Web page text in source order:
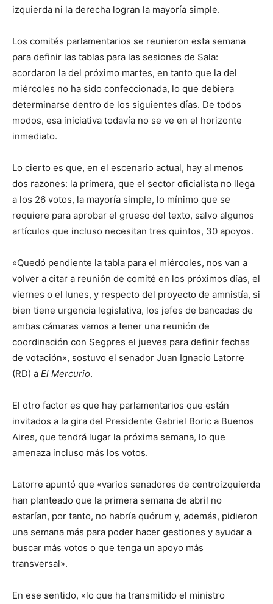
izquierda ni la derecha logran la mayoría simple.
Los comités parlamentarios se reunieron esta semana
para definir las tablas para las sesiones de Sala:
acordaron la del próximo martes, en tanto que la del
miércoles no ha sido confeccionada, lo que debiera
determinarse dentro de los siguientes días. De todos
modos, esa iniciativa todavía no se ve en el horizonte
inmediato.
Lo cierto es que, en el escenario actual, hay al menos
dos razones: la primera, que el sector oficialista no llega
a los 26 votos, la mayoría simple, lo mínimo que se
requiere para aprobar el grueso del texto, salvo algunos
artículos que incluso necesitan tres quintos, 30 apoyos.
«Quedó pendiente la tabla para el miércoles, nos van a
volver a citar a reunión de comité en los próximos días, el
viernes o el lunes, y respecto del proyecto de amnistía, si
bien tiene urgencia legislativa, los jefes de bancadas de
ambas cámaras vamos a tener una reunión de
coordinación con Segpres el jueves para definir fechas
de votación», sostuvo el senador Juan Ignacio Latorre
(RD) a El Mercurio.
El otro factor es que hay parlamentarios que están
invitados a la gira del Presidente Gabriel Boric a Buenos
Aires, que tendrá lugar la próxima semana, lo que
amenaza incluso más los votos.
Latorre apuntó que «varios senadores de centroizquierda
han planteado que la primera semana de abril no
estarían, por tanto, no habría quórum y, además, pidieron
una semana más para poder hacer gestiones y ayudar a
buscar más votos o que tenga un apoyo más
transversal».
En ese sentido, «lo que ha transmitido el ministro